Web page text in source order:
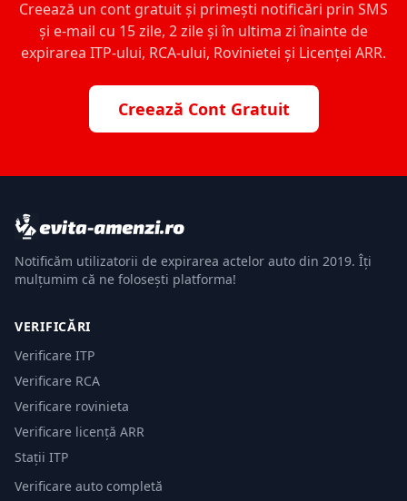
Creează un cont gratuit și primești notificări prin SMS
și e-mail cu 15 zile, 2 zile și în ultima zi înainte de
expirarea ITP-ului, RCA-ului, Rovinietei și Licenței ARR.
Creează Cont Gratuit
Notificăm utilizatorii de expirarea actelor auto din 2019. Îți
mulțumim că ne folosești platforma!
VERIFICĂRI
Verificare ITP
Verificare RCA
Verificare rovinieta
Verificare licență ARR
Stații ITP
Verificare auto completă